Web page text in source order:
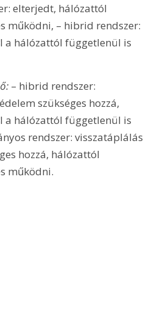
elterjedt, hálózattól
működni, – hibrid rendszer:
a hálózattól függetlenül is
– hibrid rendszer:
szükséges hozzá,
a hálózattól függetlenül is
rendszer: visszatáplálás
hozzá, hálózattól
működni.